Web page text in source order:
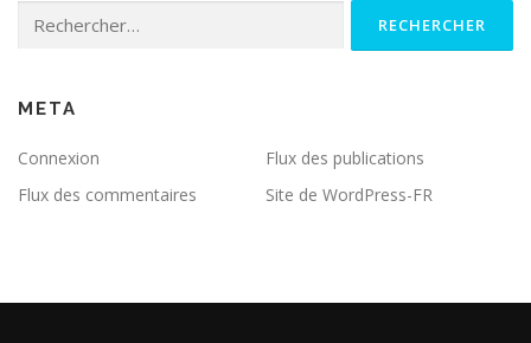
META
Connexion
Flux des publications
Flux des commentaires
Site de WordPress-FR